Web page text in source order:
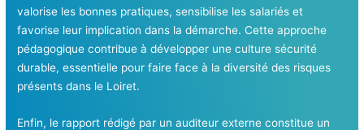
valorise les bonnes pratiques, sensibilise les salariés et
favorise leur implication dans la démarche. Cette approche
pédagogique contribue à développer une culture sécurité
durable, essentielle pour faire face à la diversité des risques
présents dans le Loiret.
Enfin, le rapport rédigé par un auditeur externe constitue un